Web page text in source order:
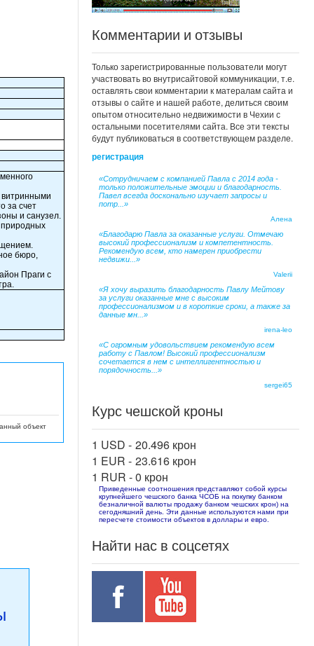
витринными
за счет
и санузел.
природных
бюро,
Праги с
объект
Комментарии и отзывы
Только зарегистрированные пользователи могут
участвовать во внутрисайтовой коммуникации, т.е.
оставлять свои комментарии к матералам сайта и
отзывы о сайте и нашей работе, делиться своим
опытом относительно недвижимости в Чехии с
остальными посетителями сайта. Все эти тексты
будут публиковаться в соответствующем разделе.
регистрация
«Сотрудничаем с компанией Павла с 2014 года -
только положительные эмоции и благодарность.
Павел всегда досконально изучает запросы и
потр...»
Алена
«Благодарю Павла за оказанные услуги. Отмечаю
высокий профессионализм и компетентность.
Рекомендую всем, кто намерен приобрести
недвижи...»
Valerii
«Я хочу выразить благодарность Павлу Мейтову
за услуги оказанные мне с высоким
профессионализмом и в короткие сроки, а также за
данные мн...»
irena-leo
«С огромным удовольствием рекомендую всем
работу с Павлом! Высокий профессионализм
сочетается в нем с интеллигентностью и
порядочность...»
sergei65
Курс чешской кроны
1 USD - 20.496 крон
1 EUR - 23.616 крон
1 RUR -0 крон
Приведенные соотношения представляют собой курсы
крупнейшего чешского банка ЧСОБ на покупку банком
безналичной валюты продажу банком чешских крон) на
сегодняшний день. Эти данные используются нами при
пересчете стоимости объектов в доллары и евро.
Найти нас в соцсетях